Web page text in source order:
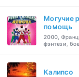
Могучие
помощь
2000,
фэнтези,
Калипсо